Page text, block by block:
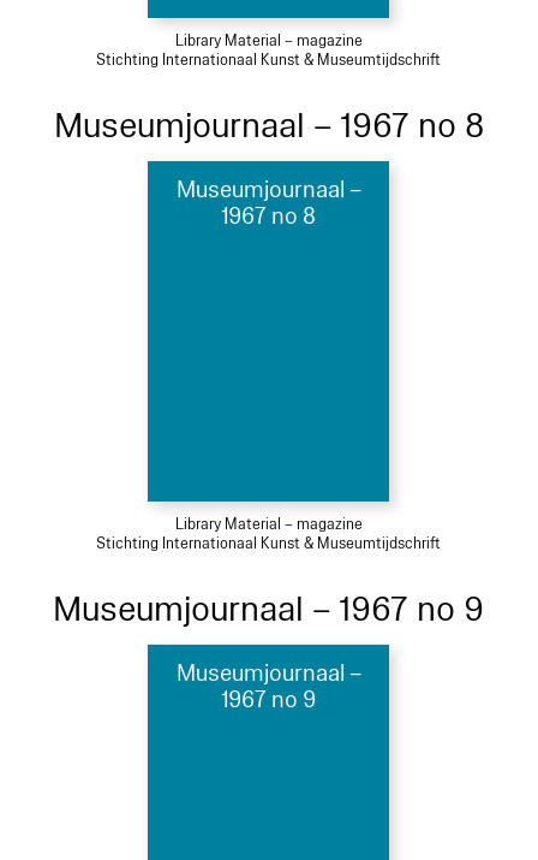
Library Material – magazine
Stichting Internationaal Kunst & Museumtijdschrift
Museumjournaal – 1967 no 8
Museumjournaal –
1967 no 8
Library Material – magazine
Stichting Internationaal Kunst & Museumtijdschrift
Museumjournaal – 1967 no 9
Museumjournaal –
1967 no 9